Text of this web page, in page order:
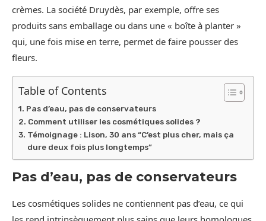
crèmes. La société Druydès, par exemple, offre ses
produits sans emballage ou dans une « boîte à planter »
qui, une fois mise en terre, permet de faire pousser des
fleurs.
Table of Contents
Pas d’eau, pas de conservateurs
Comment utiliser les cosmétiques solides ?
Témoignage : Lison, 30 ans “C’est plus cher, mais ça
dure deux fois plus longtemps”
Pas d’eau, pas de conservateurs
Les cosmétiques solides ne contiennent pas d’eau, ce qui